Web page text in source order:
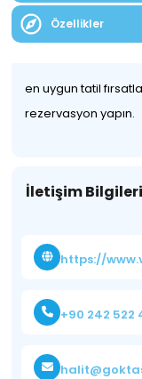
Özellikler
en uygun tatil
rezervasyon yapın.
İletişim Bilgileri
https://
+90 242 522